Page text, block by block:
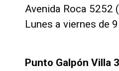
Avenida Roca 5252
Lunes a viernes de
Punto Galpón Villa